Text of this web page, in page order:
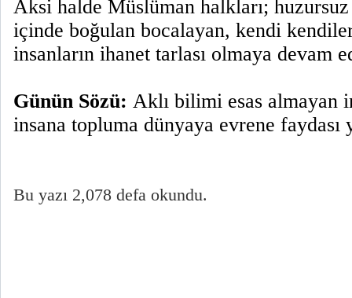
Aksi halde Müslüman halkları;
içinde boğulan bocalayan, kendi
insanların ihanet tarlası olmaya devam
Günün Sözü: Aklı bilimi esas almayan
insana topluma dünyaya evrene faydası
Bu yazı 2,078 defa okundu.